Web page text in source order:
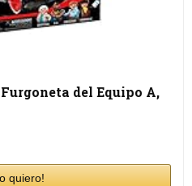
del Equipo A,
quiero!